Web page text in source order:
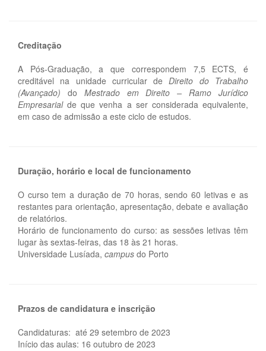
Creditação
A Pós-Graduação, a que correspondem 7,5 ECTS, é
creditável na unidade curricular deDireito do Trabalho
(Avançado) do Mestrado em Direito – Ramo Jurídico
Empresarialde que venha a ser considerada equivalente,
em caso de admissão a este ciclo de estudos.
Duração, horário e local de funcionamento
O curso tem a duração de 70 horas, sendo 60 letivas e as
restantes para orientação, apresentação, debate e avaliação
de relatórios.
Horário de funcionamento do curso: as sessões letivas têm
lugar às sextas-feiras, das 18 às 21 horas.
Universidade Lusíada, campus do Porto
Prazos de candidatura e inscrição
Candidaturas: até 29 setembro de 2023
Início das aulas: 16 outubro de 2023